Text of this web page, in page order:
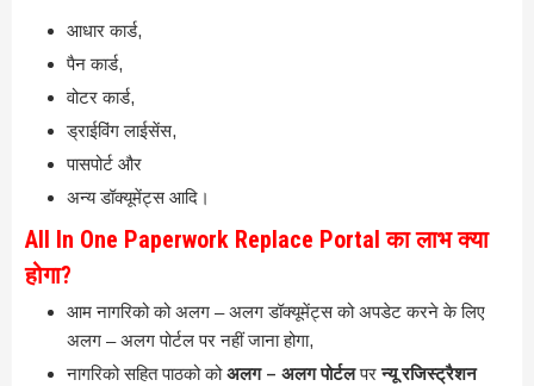
आधार कार्ड,
पैन कार्ड,
वोटर कार्ड,
ड्राईविंग लाईसेंस,
पासपोर्ट और
अन्य डॉक्यूमेंट्स आदि।
All In One Paperwork Replace Portal का लाभ क्या
होगा?
आम नागरिको को अलग – अलग डॉक्यूमेंट्स को अपडेट करने के लिए
अलग – अलग पोर्टल पर नहीं जाना होगा,
नागरिको सहित पाठको कोअलग – अलग पोर्टलपरन्यू रजिस्ट्रैशन